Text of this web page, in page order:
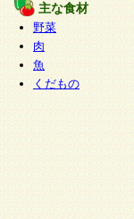
主な食材
野菜
肉
魚
くだもの